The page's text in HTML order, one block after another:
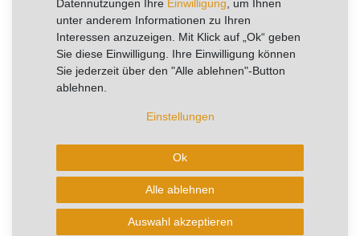
UVP 68,51 €
41,11 €*
Inhalt100Stück
Grundpreis0,41 € / Stück
Artikel mit rel. kurzer Lieferzeit.
Kurzfristig verfügbar, Lieferzeit 2-4 Werktage
Datennutzungen Ihre Einwilligung, um Ihnen
unter anderem Informationen zu Ihren
Interessen anzuzeigen. Mit Klick auf „Ok“ geben
Sie diese Einwilligung. Ihre Einwilligung können
Sie jederzeit über den "Alle ablehnen"-Button
ablehnen.
Einstellungen
Ok
Alle ablehnen
Auswahl akzeptieren